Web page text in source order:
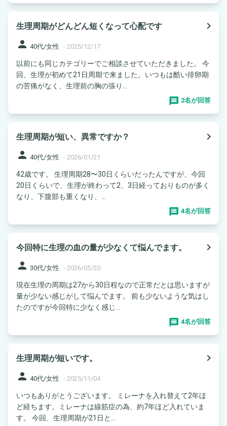
生理周期がどんどん短くなって心配です
navigate_next
person 40代/女性 - 2025/12/17
以前にも同じカテゴリーでご相談させていただきました。 今
回、生理が初めて21日周期で来ました。いつもは酷い排卵期
の苦痛がなく、生理前の胸の張り...
2名が回答
生理周期が短い、異常ですか？
navigate_next
person 40代/女性 - 2026/01/21
42歳です。 生理周期28〜30日くらいだったんですが、今回
20日くらいで、生理が終わって2、3日経っておりものが多く
なり、下腹部も重くなり、...
4名が回答
今回特に生理の血の量が少なくて悩んでます。
navigate_next
person 30代/女性 - 2026/05/20
現在生理の周期は27から30日程なので正常だとは思いますが
量が少ない感じがして悩んでます。 前も少ないような気はし
たのですが今回特に少なく感じ...
4名が回答
生理周期が短いです。
navigate_next
person 40代/女性 - 2025/11/04
いつもありがとうございます。 ミレーナを入れ替えて2年ほ
ど経ちます。ミレーナは線筋症の為、約7年ほど入れていま
す。 今回、生理周期が21日と...